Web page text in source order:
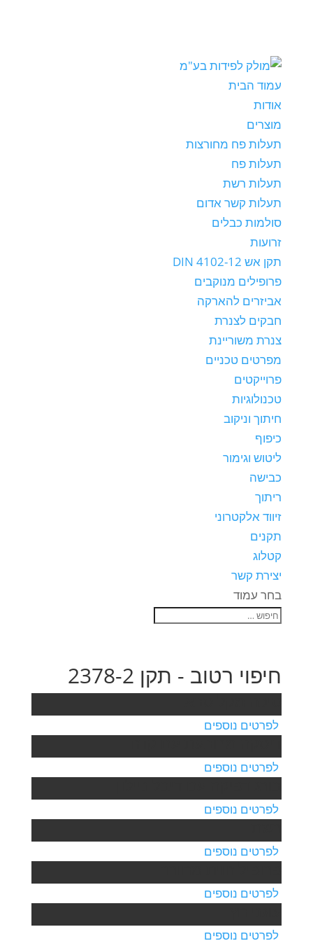
עמוד הבית
אודות
מוצרים
תעלות פח מחורצות
תעלות פח
תעלות רשת
תעלות קשר אדום
סולמות כבלים
זרועות
תקן אש DIN 4102-12
פרופילים מנוקבים
אביזרים להארקה
חבקים לצנרת
צנרת משוריינת
מפרטים טכניים
פרוייקטים
טכנולוגיות
חיתוך וניקוב
כיפוף
ליטוש וגימור
כבישה
ריתוך
זיווד אלקטרוני
תקנים
קטלוג
יצירת קשר
בחר עמוד
חיפוי רטוב - תקן 2378-2
לפרטים נוספים
לפרטים נוספים
לפרטים נוספים
לפרטים נוספים
לפרטים נוספים
לפרטים נוספים